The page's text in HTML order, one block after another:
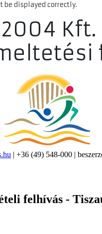
be displayed correctly.
2004